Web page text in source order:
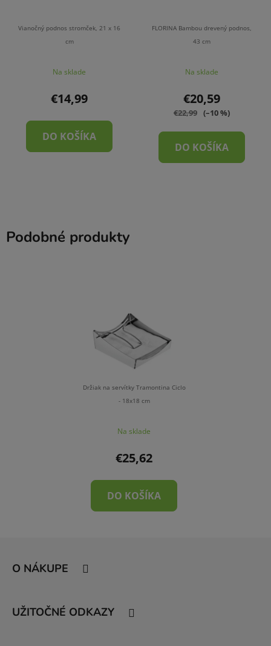
Vianočný podnos stromček, 21 x 16
cm
Na sklade
€14,99
DO KOŠÍKA
FLORINA Bambou drevený podnos,
43 cm
Na sklade
€20,59
€22,99 (–10 %)
DO KOŠÍKA
Podobné produkty
Držiak na servítky Tramontina Ciclo
- 18x18 cm
Na sklade
€25,62
DO KOŠÍKA
O NÁKUPE
UŽITOČNÉ ODKAZY